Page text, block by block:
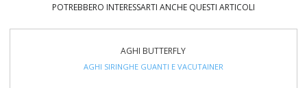
POTREBBERO INTERESSARTI ANCHE QUESTI ARTICOLI
AGHI BUTTERFLY
AGHI SIRINGHE GUANTI E VACUTAINER